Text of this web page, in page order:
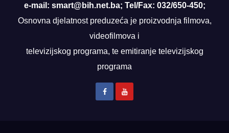
e-mail: smart@bih.net.ba; Tel/Fax: 032/650-450;
Osnovna djelatnost preduzeća je proizvodnja filmova,
videofilmova i
televizijskog programa, te emitiranje televizijskog
programa